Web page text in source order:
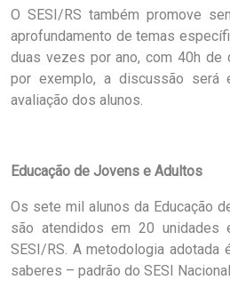
O SESI/RS também promove
aprofundamento de temas
duas vezes por ano, com 40h de
por exemplo, a discussão será
avaliação dos alunos.
Educação de Jovens e Adultos
Os sete mil alunos da Educação
são atendidos em 20
SESI/RS. A metodologia adotada
saberes – padrão do SESI